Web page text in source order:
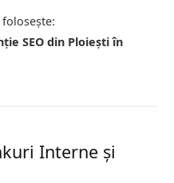
folosește:
SEO din Ploiești în
Interne și